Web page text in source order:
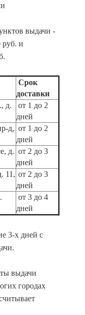
выдачи -
руб. и
Срок
доставки
д.
от 1 до 2
дней
д, от 1 до 2
дней
д. от 2 до 3
дней
11, от 2 до 3
дней
от 3 до 4
дней
3-х дней с
выдачи
городах